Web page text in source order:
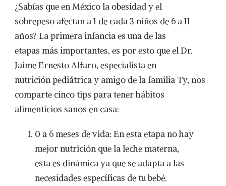
¿Sabías que en México la obesidad y el
sobrepeso afectan a 1 de cada 3 niños de 6 a 11
años? La primera infancia es una de las
etapas más importantes, es por esto que el Dr.
Jaime Ernesto Alfaro, especialista en
nutrición pediátrica y amigo de la familia Ty, nos
comparte cinco tips para tener hábitos
alimenticios sanos en casa:
0 a 6 meses de vida: En esta etapa no hay
mejor nutrición que la leche materna,
esta es dinámica ya que se adapta a las
necesidades específicas de tu bebé.